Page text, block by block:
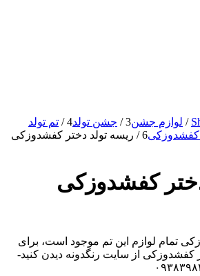
/ لوازم جشن3
/ جشن تولد4
/ تم تولد
کفشدوزکی6
/ ریسه تولد دختر کفشدوزکی
کفشدوزکی
تمام لوازم این تم موجود است، برای
از سایت رنگدونه دیدن کنید-